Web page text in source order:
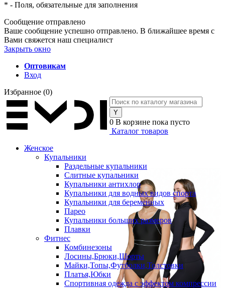
* - Поля, обязательные для заполнения
Сообщение отправлено
Ваше сообщение успешно отправлено. В ближайшее время с
Вами свяжется наш специалист
Закрыть окно
Оптовикам
Вход
Избранное (0)
0 В корзине пока пусто
Каталог товаров
Женское
Купальники
Раздельные купальники
Слитные купальники
Купальники антихлор
Купальники для водных видов спорта
Купальники для беременных
Парео
Купальники больших размеров
Плавки
Фитнес
Комбинезоны
Лосины,Брюки,Шорты
Майки,Топы,Футболки,Толстовки
Платья,Юбки
Спортивная одежда с эффектом компрессии